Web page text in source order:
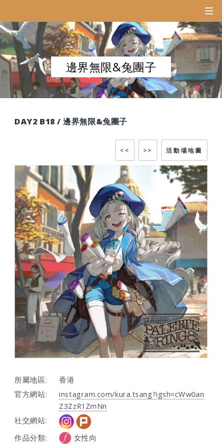
邊界無限&兔團子
DAY2 B18 / 邊界無限&兔團子
活動場地圖
>>
<<
所屬地區:
香港
官方網站:
instagram.com/kura.tsang?igsh=cWw0an
Z3ZzR1ZmNn
社交網站:
作品分類:
女性向